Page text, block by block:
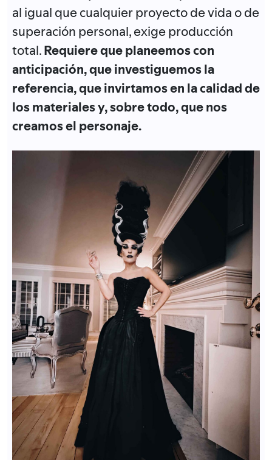
al igual que cualquier proyecto de vida o de
superación personal, exige producción
total.Requiere que planeemos con
anticipación, que investiguemos la
referencia, que invirtamos en la calidad de
los materiales y, sobre todo, que nos
creamos el personaje.